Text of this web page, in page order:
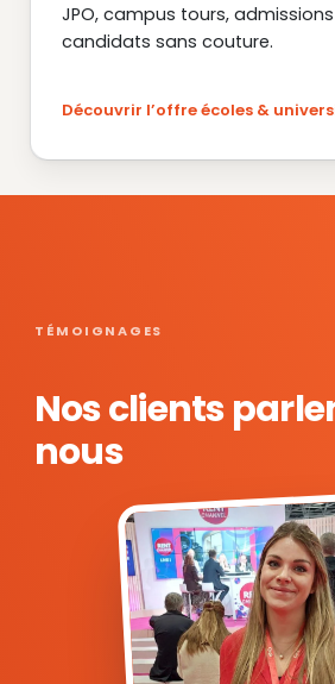
JPO, campus tours,
candidats sans couture.
Découvrir l’offre écoles &
TÉMOIGNAGES
Nos clients
nous